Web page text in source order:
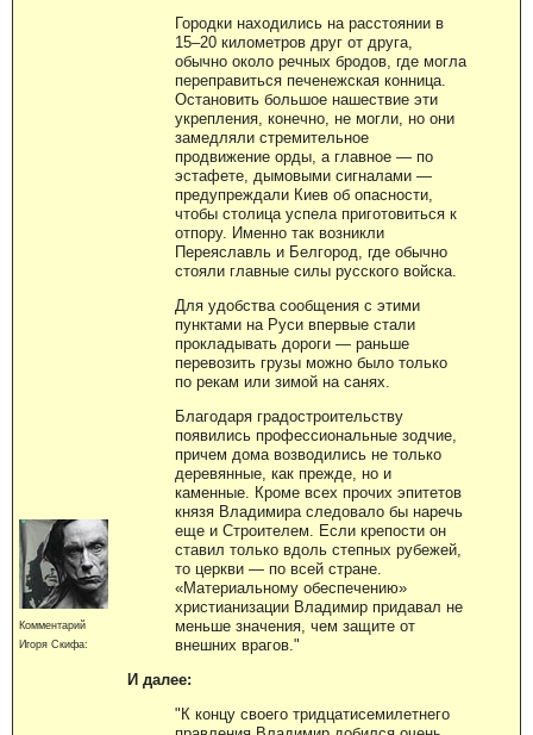
Комментарий
Игоря Скифа:
Городки находились на расстоянии в
15–20 километров друг от друга,
обычно около речных бродов, где могла
переправиться печенежская конница.
Остановить большое нашествие эти
укрепления, конечно, не могли, но они
замедляли стремительное
продвижение орды, а главное — по
эстафете, дымовыми сигналами —
предупреждали Киев об опасности,
чтобы столица успела приготовиться к
отпору. Именно так возникли
Переяславль и Белгород, где обычно
стояли главные силы русского войска.
Для удобства сообщения с этими
пунктами на Руси впервые стали
прокладывать дороги — раньше
перевозить грузы можно было только
по рекам или зимой на санях.
Благодаря градостроительству
появились профессиональные зодчие,
причем дома возводились не только
деревянные, как прежде, но и
каменные. Кроме всех прочих эпитетов
князя Владимира следовало бы наречь
еще и Строителем. Если крепости он
ставил только вдоль степных рубежей,
то церкви — по всей стране.
«Материальному обеспечению»
христианизации Владимир придавал не
меньше значения, чем защите от
внешних врагов."
И далее:
"К концу своего тридцатисемилетнего